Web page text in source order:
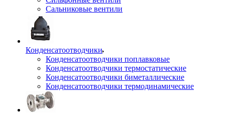
Сальниковые вентили
Конденсатоотводчики
Конденсатоотводчики поплавковые
Конденсатоотводчики термостатические
Конденсатоотводчики биметаллические
Конденсатоотводчики термодинамические